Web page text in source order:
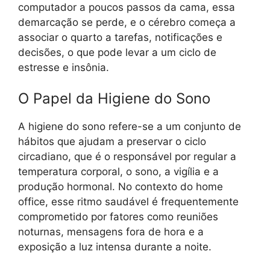
computador a poucos passos da cama, essa
demarcação se perde, e o cérebro começa a
associar o quarto a tarefas, notificações e
decisões, o que pode levar a um ciclo de
estresse e insônia.
O Papel da Higiene do Sono
A higiene do sono refere-se a um conjunto de
hábitos que ajudam a preservar o ciclo
circadiano, que é o responsável por regular a
temperatura corporal, o sono, a vigília e a
produção hormonal. No contexto do home
office, esse ritmo saudável é frequentemente
comprometido por fatores como reuniões
noturnas, mensagens fora de hora e a
exposição a luz intensa durante a noite.